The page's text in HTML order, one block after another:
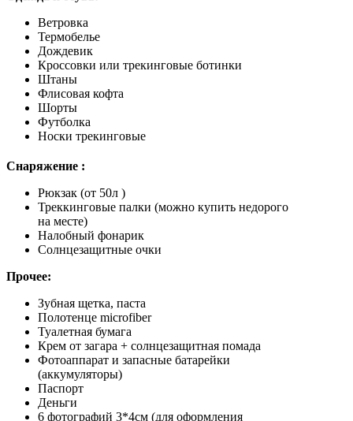
Ветровка
Термобелье
Дождевик
Кроссовки или трекинговые ботинки
Штаны
Флисовая кофта
Шорты
Футболка
Носки трекинговые
Снаряжение :
Рюкзак (от 50л )
Треккинговые палки (можно купить недорого
на месте)
Налобный фонарик
Солнцезащитные очки
Прочее:
Зубная щетка, паста
Полотенце microfiber
Туалетная бумага
Крем от загара + солнцезащитная помада
Фотоаппарат и запасные батарейки
(аккумуляторы)
Паспорт
Деньги
6 фотографий 3*4см (для оформления